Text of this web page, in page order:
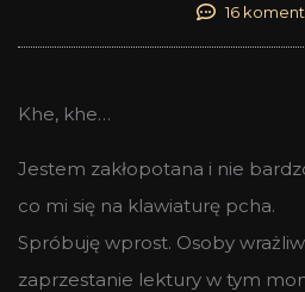
16
Khe, khe…
Jestem zakłopotana i nie
co mi się na klawiaturę pcha.
Spróbuję wprost. Osoby
zaprzestanie lektury w tym